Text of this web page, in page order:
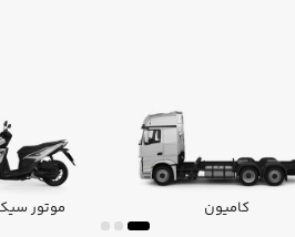
کامیون موتور